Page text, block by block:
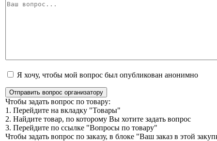
Я хочу, чтобы мой вопрос был опубликован анонимно
Отправить вопрос организатору
Чтобы задать вопрос по товару:
1. Перейдите на вкладку "Товары"
2. Найдите товар, по которому Вы хотите задать вопрос
3. Перейдите по ссылке "Вопросы по товару"
Чтобы задать вопрос по заказу, в блоке "Ваш заказ в этой